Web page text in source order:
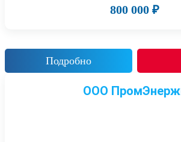
800 000 ₽
Подробно
ООО